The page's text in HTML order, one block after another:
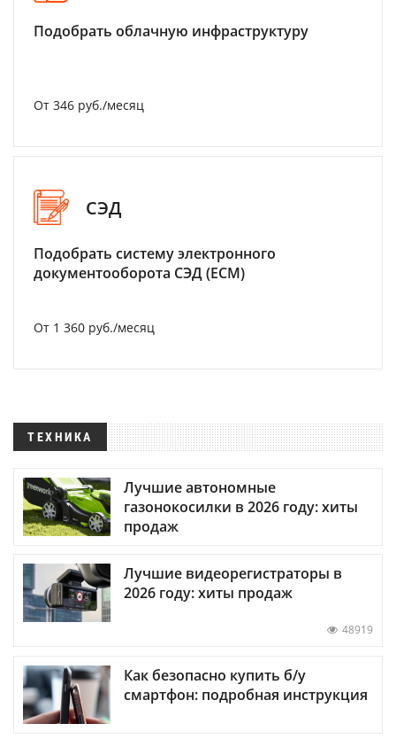
Подобрать облачную инфраструктуру
От 346 руб./месяц
СЭД
Подобрать систему электронного
документооборота СЭД (ECM)
От 1 360 руб./месяц
ТЕХНИКА
Лучшие автономные
газонокосилки в 2026 году: хиты
продаж
Лучшие видеорегистраторы в
2026 году: хиты продаж
48919
Как безопасно купить б/у
смартфон: подробная инструкция